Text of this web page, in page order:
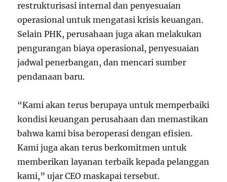
restrukturisasi internal dan penyesuaian
operasional untuk mengatasi krisis keuangan.
Selain PHK, perusahaan juga akan melakukan
pengurangan biaya operasional, penyesuaian
jadwal penerbangan, dan mencari sumber
pendanaan baru.
“Kami akan terus berupaya untuk memperbaiki
kondisi keuangan perusahaan dan memastikan
bahwa kami bisa beroperasi dengan efisien.
Kami juga akan terus berkomitmen untuk
memberikan layanan terbaik kepada pelanggan
kami,” ujar CEO maskapai tersebut.